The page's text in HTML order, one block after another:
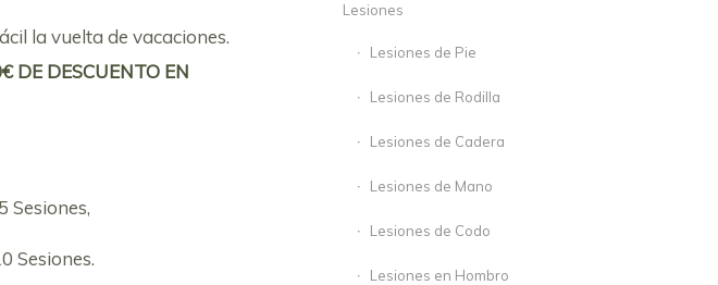
la vuelta de vacaciones.
DE DESCUENTO EN
Sesiones,
Sesiones.
Lesiones
Lesiones de Pie
Lesiones de Rodilla
Lesiones de Cadera
Lesiones de Mano
Lesiones de Codo
Lesiones en Hombro